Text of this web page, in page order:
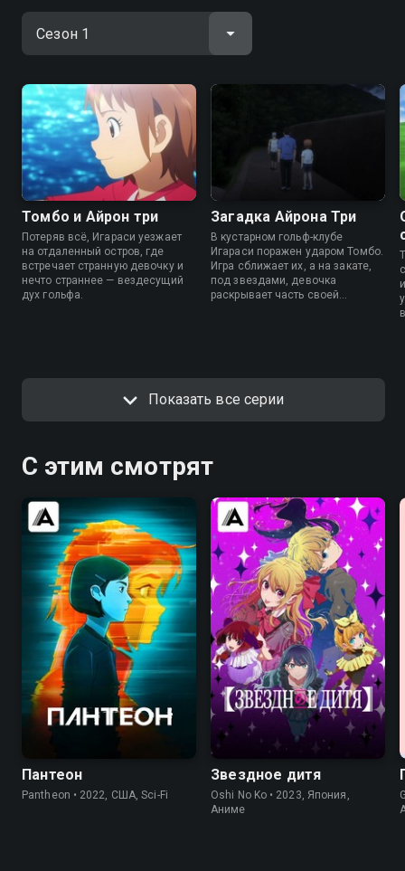
Томбо и Айрон три
Потеряв всё, Игараси уезжает
на отдаленный остров, где
встречает странную девочку и
нечто страннее — вездесущий
дух гольфа.
Загадка Айрона Три
В кустарном гольф-клубе
Игараси поражен ударом Томбо.
Игра сближает их, а на закате,
под звездами, девочка
раскрывает часть своей
Показать все серии
С этим смотрят
8.5 8.5
Пантеон
Pantheon • 2022, США, Sci-Fi
8.5
Звездное дитя
Oshi No Ko • 2023, Япония,
Аниме